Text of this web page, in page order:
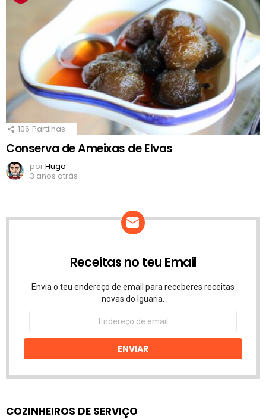
106 Partilhas
Conserva de Ameixas de Elvas
porHugo
3 anos atrás
Receitas no teu Email
Envia o teu endereço de email para receberes receitas
novas do Iguaria.
Endereço
email
ENVIAR
COZINHEIROS DE SERVIÇO